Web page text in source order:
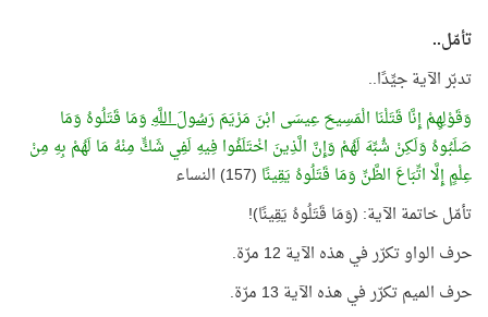
تأمّل..
تدبّر الآية جيِّدًا..
وَقَوْلِهِمْ إِنَّا قَتَلْنَا الْمَسِيحَ عِيسَى ابْنَ مَرْيَمَرَسُولَ اللَّهِوَمَا قَتَلُوهُ وَمَا
صَلَبُوهُ وَلَكِنْ شُبِّهَ لَهُمْ وَإِنَّ الَّذِينَ اخْتَلَفُوا فِيهِ لَفِي شَكٍّ مِنْهُ مَا لَهُمْ بِهِ مِنْ
عِلْمٍ إِلَّا اتِّبَاعَ الظَّنِّ وَمَا قَتَلُوهُ يَقِينًا (157) النساء
تأمّل خاتمة الآية: (وَمَا قَتَلُوهُ يَقِينًا)!
حرف الواو تكرّر في هذه الآية 12 مرّة.
حرف الميم تكرّر في هذه الآية 13 مرّة.